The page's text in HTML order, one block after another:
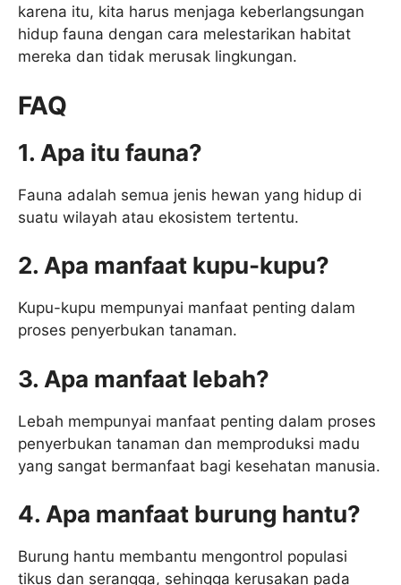
karena itu, kita harus menjaga keberlangsungan
hidup fauna dengan cara melestarikan habitat
mereka dan tidak merusak lingkungan.
FAQ
1. Apa itu fauna?
Fauna adalah semua jenis hewan yang hidup di
suatu wilayah atau ekosistem tertentu.
2. Apa manfaat kupu-kupu?
Kupu-kupu mempunyai manfaat penting dalam
proses penyerbukan tanaman.
3. Apa manfaat lebah?
Lebah mempunyai manfaat penting dalam proses
penyerbukan tanaman dan memproduksi madu
yang sangat bermanfaat bagi kesehatan manusia.
4. Apa manfaat burung hantu?
Burung hantu membantu mengontrol populasi
tikus dan serangga, sehingga kerusakan pada